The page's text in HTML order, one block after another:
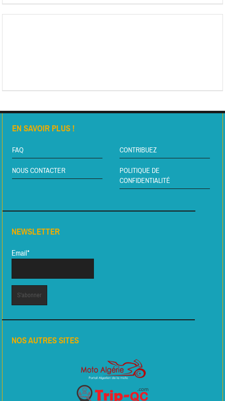
EN SAVOIR PLUS !
FAQ CONTRIBUEZ
NOUS CONTACTER
POLITIQUE DE
CONFIDENTIALITÉ
NEWSLETTER
Email*
NOS AUTRES SITES